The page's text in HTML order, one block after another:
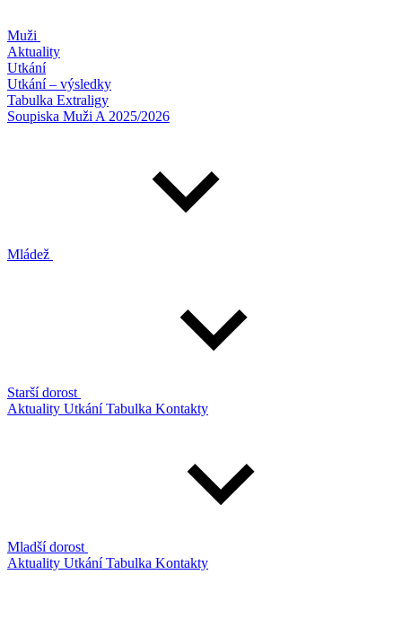
Muži
Aktuality
Utkání
Utkání – výsledky
Tabulka Extraligy
Soupiska Muži A 2025/2026
Mládež
Starší dorost
Aktuality UtkáníTabulka Kontakty
Mladší dorost
Aktuality UtkáníTabulka Kontakty